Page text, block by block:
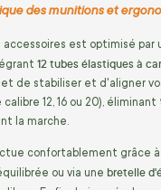
des munitions et
accessoires est optimisé par
12 tubes élastiques à
de stabiliser et d'aligner
12, 16 ou 20),
la marche.
confortablement grâce
ou via une bretelle